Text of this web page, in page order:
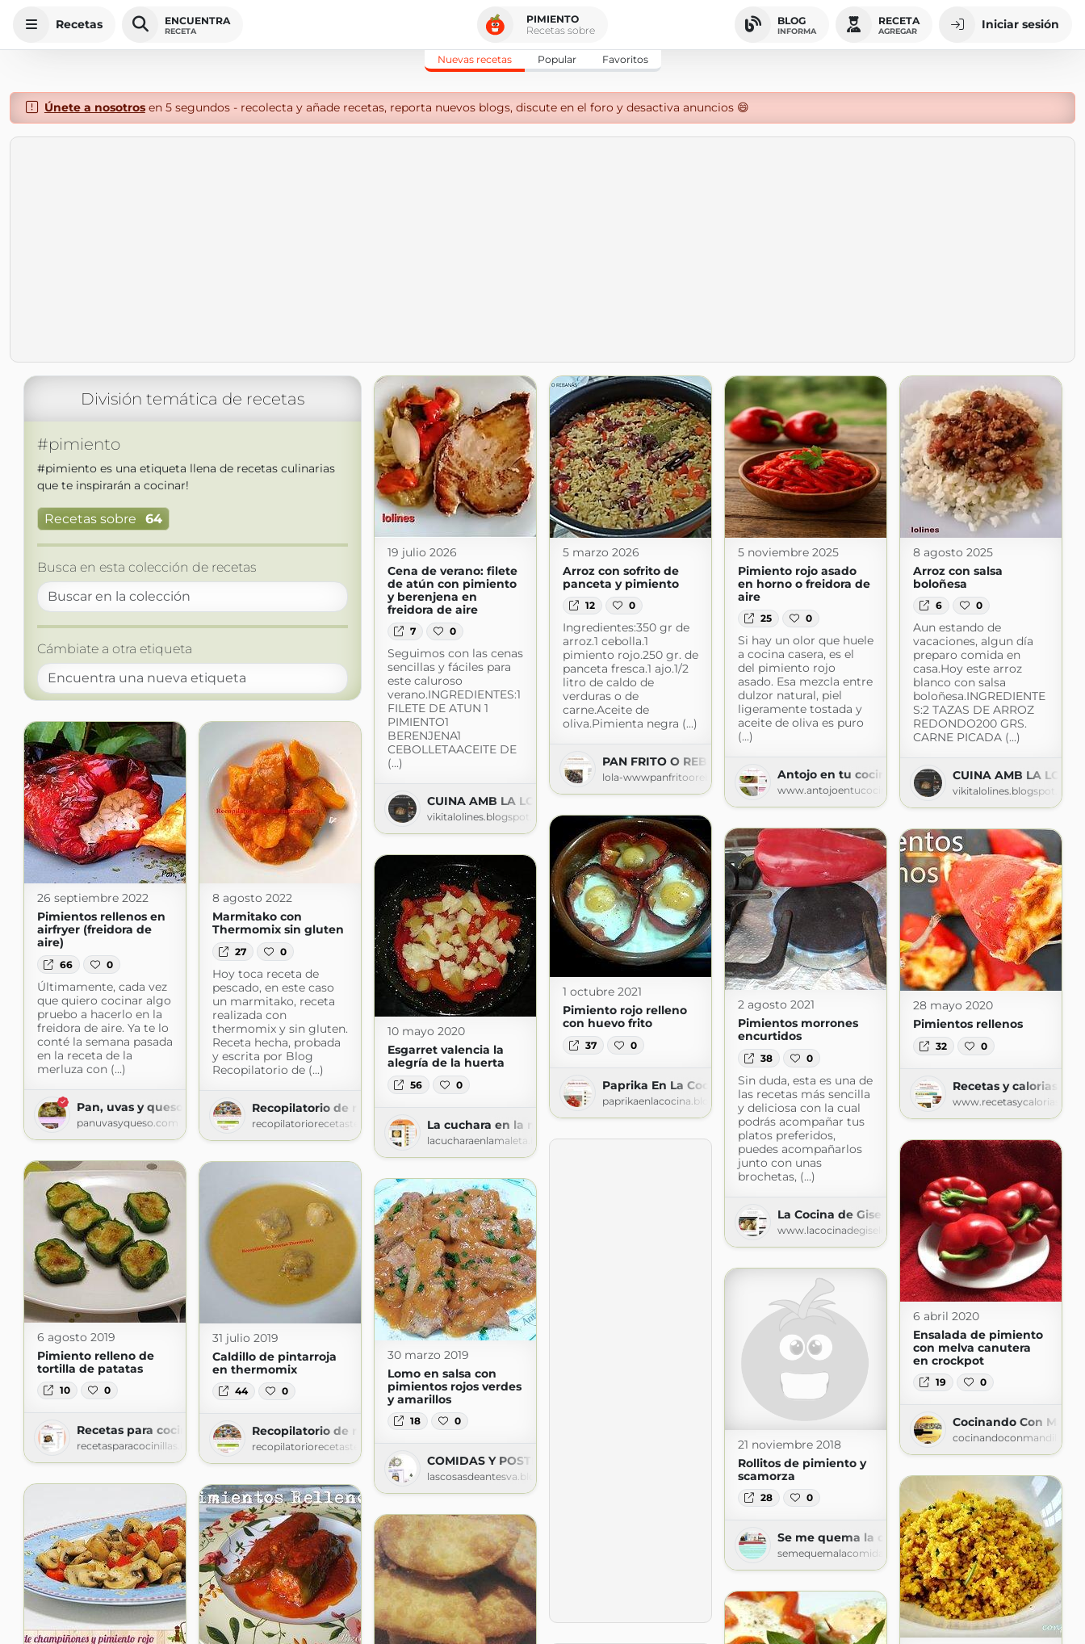
Recetas ENCUENTRA
RECETA
PIMIENTO
Recetas sobre
BLOG
INFORMA
RECETA
AGREGAR Iniciar sesión
Nuevas recetas Popular Favoritos
Únete a nosotrosen 5 segundos - recolecta y añade recetas, reporta nuevos blogs, discute en el foro y desactiva anuncios 😄
División temática de recetas
#pimiento
#pimiento es una etiqueta llena de recetas culinarias
que te inspirarán a cocinar!
Recetas sobre 64
Busca en esta colección de recetas
Cámbiate a otra etiqueta
19 julio 2026
Cena de verano: filete
de atún con pimiento
y berenjena en
freidora de aire
7 0
Seguimos con las cenas
sencillas y fáciles para
este caluroso
verano.INGREDIENTES:1
FILETE DE ATUN 1
PIMIENTO1
BERENJENA1
CEBOLLETAACEITE DE
(...)
CUINA AMB LA LOLINES
vikitalolines.blogspot.com
5 marzo 2026
Arroz con sofrito de
panceta y pimiento
12 0
Ingredientes:350 gr de
arroz.1 cebolla.1
pimiento rojo.250 gr. de
panceta fresca.1 ajo.1/2
litro de caldo de
verduras o de
carne.Aceite de
oliva.Pimienta negra (...)
PAN FRITO O REBANÁS
lola-wwwpanfritoorebanas.blogspot.com
5 noviembre 2025
Pimiento rojo asado
en horno o freidora de
aire
25 0
Si hay un olor que huele
a cocina casera, es el
del pimiento rojo
asado. Esa mezcla entre
dulzor natural, piel
ligeramente tostada y
aceite de oliva es puro
(...)
Antojo en tu cocina
www.antojoentucocina.com
8 agosto 2025
Arroz con salsa
boloñesa
6 0
Aun estando de
vacaciones, algun día
preparo comida en
casa.Hoy este arroz
blanco con salsa
boloñesa.INGREDIENTE
S:2 TAZAS DE ARROZ
REDONDO200 GRS.
CARNE PICADA (...)
CUINA AMB LA
vikitalolines.blogspot.com
26 septiembre 2022
Pimientos rellenos en
airfryer (freidora de
aire)
66 0
Últimamente, cada vez
que quiero cocinar algo
pruebo a hacerlo en la
freidora de aire. Ya te lo
conté la semana pasada
en la receta de la
merluza con (...)
Pan, uvas y queso saben a beso
panuvasyqueso.com
8 agosto 2022
Marmitako con
Thermomix sin gluten
27 0
Hoy toca receta de
pescado, en este caso
un marmitako, receta
realizada con
thermomix y sin gluten.
Receta hecha, probada
y escrita por Blog
Recopilatorio de (...)
Recopilatorio de recetas thermomix
recopilatoriorecetastermomix.blogspot.com
1 octubre 2021
Pimiento rojo relleno
con huevo frito
37 0
Paprika En La Cocina
paprikaenlacocina.blogspot.com
2 agosto 2021
Pimientos morrones
encurtidos
38 0
Sin duda, esta es una de
las recetas más sencilla
y deliciosa con la cual
podrás acompañar tus
platos preferidos,
puedes acompañarlos
junto con unas
brochetas, (...)
La Cocina de Gisele
www.lacocinadegisele.com
28 mayo 2020
Pimientos rellenos
32 0
Recetas y calorias
www.recetasycalorias.com
10 mayo 2020
Esgarret valencia la
alegría de la huerta
56 0
La cuchara en la maleta
lacucharaenlamaleta.blogspot.com
6 abril 2020
Ensalada de pimiento
con melva canutera
en crockpot
19 0
Cocinando Con
6 agosto 2019
Pimiento relleno de
tortilla de patatas
10 0
Recetas para cocinillas
recetasparacocinillas.blogspot.com
31 julio 2019
Caldillo de pintarroja
en thermomix
44 0
Recopilatorio de recetas thermomix
recopilatoriorecetastermomix.blogspot.com
30 marzo 2019
Lomo en salsa con
pimientos rojos verdes
y amarillos
18 0
COMIDAS Y POSTRES
lascosasdeantesva.blogspot.com
21 noviembre 2018
Rollitos de pimiento y
scamorza
28 0
Se me quema la comida
semequemalacomida.blogspot.com